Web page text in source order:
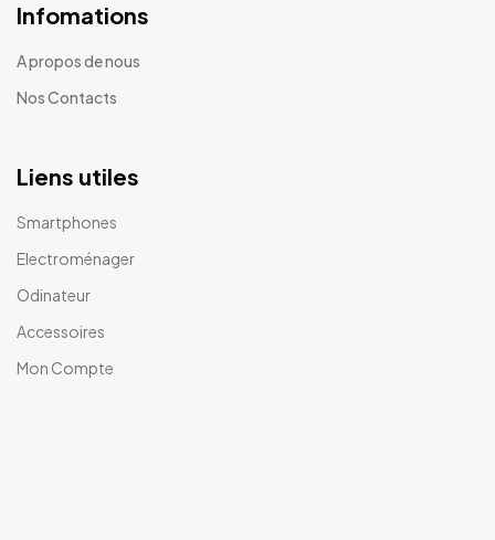
Infomations
A propos de nous
Nos Contacts
Liens utiles
Smartphones
Electroménager
Odinateur
Accessoires
Mon Compte